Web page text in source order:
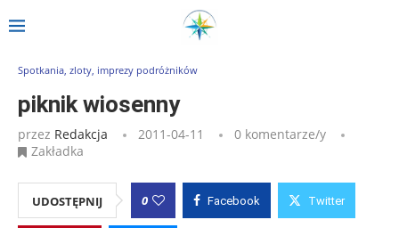
Strona główna piknik wiosenny
Spotkania, zloty, imprezy podróżników
piknik wiosenny
przez Redakcja 2011-04-11
0 komentarze/y
Zakładka
UDOSTĘPNIJ 0 Facebook Twitter